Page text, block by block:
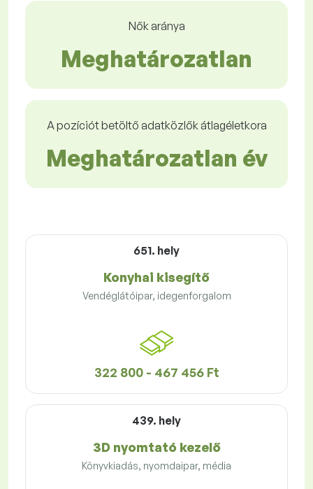
Nők aránya
Meghatározatlan
A pozíciót betöltő adatközlők átlagéletkora
Meghatározatlan év
651. hely
Konyhai kisegítő
Vendéglátóipar, idegenforgalom
322 800 - 467 456 Ft
439. hely
3D nyomtató kezelő
Könyvkiadás, nyomdaipar, média